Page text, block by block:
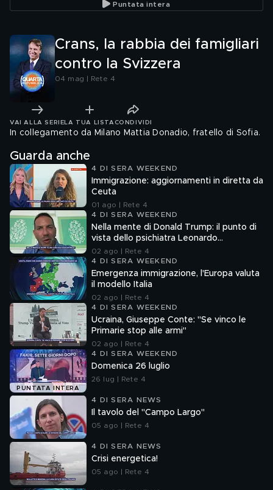
Puntata intera
Crans, la rabbia dei famigliari
contro la Svizzera
04 mag | Rete 4
VAI ALLA SERIE LA TUA LISTA CONDIVIDI
In collegamento da Milano Mattia Donadio, fratello di Sofia.
Guarda anche
4 DI SERA WEEKEND
Immigrazione: aggiornamenti in diretta da
Ceuta
01 ago | Rete 4
4 DI SERA WEEKEND
Nella mente di Donald Trump: il punto di
vista dello psichiatra Leonardo
Mendolicchio
02 ago | Rete 4
4 DI SERA WEEKEND
Emergenza immigrazione, l'Europa valuta
il modello Italia
02 ago | Rete 4
4 DI SERA WEEKEND
Ucraina, Giuseppe Conte: "Se vinco le
Primarie stop alle armi"
02 ago | Rete 4
PUNTATA INTERA
4 DI SERA WEEKEND
Domenica 26 luglio
26 lug | Rete 4
4 DI SERA NEWS
Il tavolo del "Campo Largo"
05 ago | Rete 4
4 DI SERA NEWS
Crisi energetica!
05 ago | Rete 4